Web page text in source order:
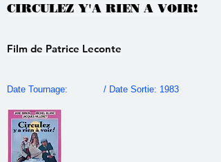
CIRCULEZ Y'A RIEN A VOIR!
Film de Patrice Leconte
Date Tournage: / Date Sortie: 1983